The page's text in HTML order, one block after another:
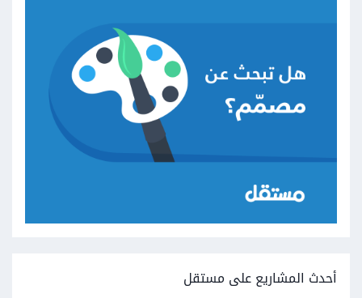
أحدث المشاريع على مستقل